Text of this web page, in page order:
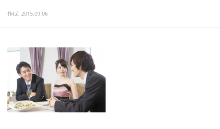
作成: 2015.09.06